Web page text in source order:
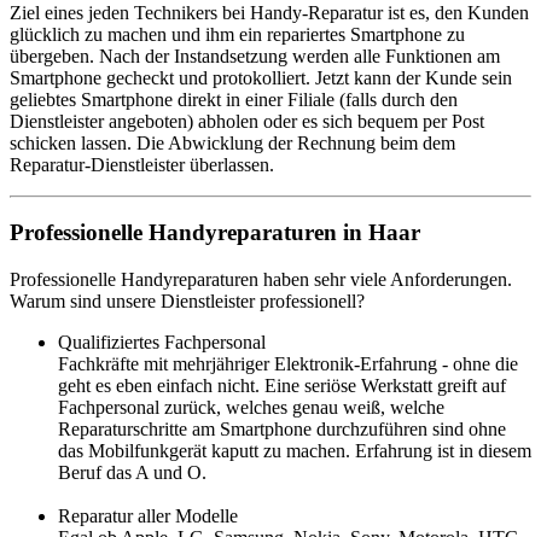
Ziel eines jeden Technikers bei Handy-Reparatur ist es, den Kunden
glücklich zu machen und ihm ein repariertes Smartphone zu
übergeben. Nach der Instandsetzung werden alle Funktionen am
Smartphone gecheckt und protokolliert. Jetzt kann der Kunde sein
geliebtes Smartphone direkt in einer Filiale (falls durch den
Dienstleister angeboten) abholen oder es sich bequem per Post
schicken lassen. Die Abwicklung der Rechnung beim dem
Reparatur-Dienstleister überlassen.
Professionelle Handyreparaturen in Haar
Professionelle Handyreparaturen haben sehr viele Anforderungen.
Warum sind unsere Dienstleister professionell?
Qualifiziertes Fachpersonal
Fachkräfte mit mehrjähriger Elektronik-Erfahrung - ohne die
geht es eben einfach nicht. Eine seriöse Werkstatt greift auf
Fachpersonal zurück, welches genau weiß, welche
Reparaturschritte am Smartphone durchzuführen sind ohne
das Mobilfunkgerät kaputt zu machen. Erfahrung ist in diesem
Beruf das A und O.
Reparatur aller Modelle